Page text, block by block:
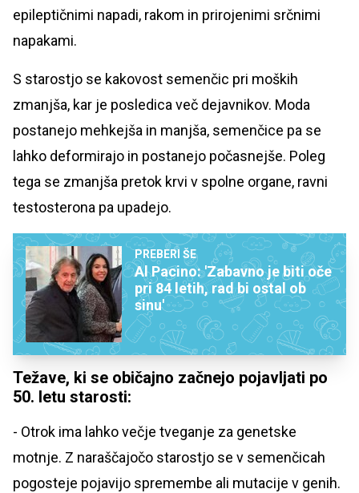
epileptičnimi napadi, rakom in prirojenimi srčnimi
napakami.
S starostjo se kakovost semenčic pri moških
zmanjša, kar je posledica več dejavnikov. Moda
postanejo mehkejša in manjša, semenčice pa se
lahko deformirajo in postanejo počasnejše. Poleg
tega se zmanjša pretok krvi v spolne organe, ravni
testosterona pa upadejo.
PREBERI ŠE
Al Pacino: 'Zabavno je biti oče
pri 84 letih, rad bi ostal ob
sinu'
Težave, ki se običajno začnejo pojavljati po
50. letu starosti:
- Otrok ima lahko večje tveganje za genetske
motnje. Z naraščajočo starostjo se v semenčicah
pogosteje pojavijo spremembe ali mutacije v genih.